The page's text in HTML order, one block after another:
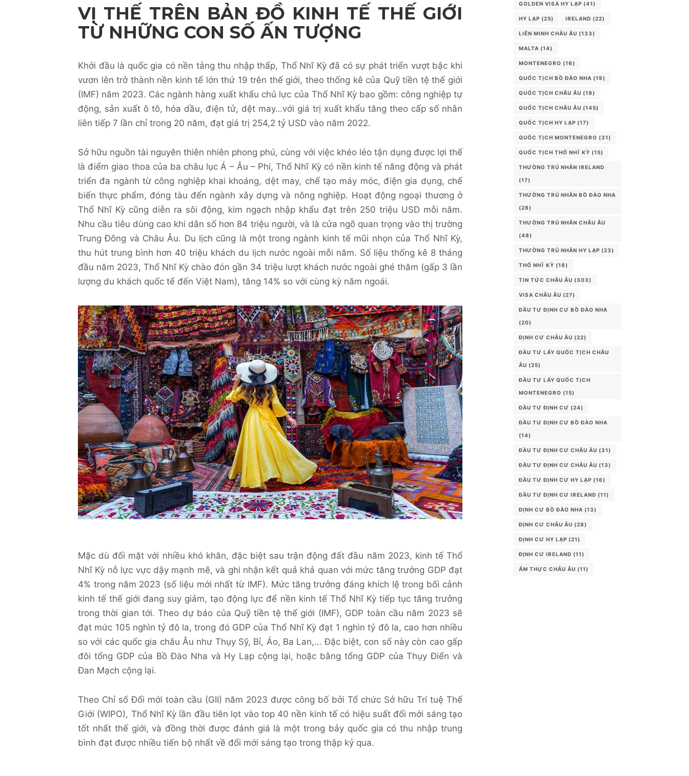
VỊ THẾ TRÊN BẢN ĐỒ KINH TẾ THẾ GIỚI
TỪ NHỮNG CON SỐ ẤN TƯỢNG
Khởi đầu là quốc gia có nền tảng thu nhập thấp, Thổ Nhĩ Kỳ đã có sự phát triển vượt bậc khi
vươn lên trở thành nền kinh tế lớn thứ 19 trên thế giới, theo thống kê của Quỹ tiền tệ thế giới
(IMF) năm 2023. Các ngành hàng xuất khẩu chủ lực của Thổ Nhĩ Kỳ bao gồm: công nghiệp tự
động, sản xuất ô tô, hóa dầu, điện tử, dệt may…với giá trị xuất khẩu tăng theo cấp số nhân
liên tiếp 7 lần chỉ trong 20 năm, đạt giá trị 254,2 tỷ USD vào năm 2022.
Sở hữu nguồn tài nguyên thiên nhiên phong phú, cùng với việc khéo léo tận dụng được lợi thế
là điểm giao thoa của ba châu lục Á – Âu – Phi, Thổ Nhĩ Kỳ có nền kinh tế năng động và phát
triển đa ngành từ công nghiệp khai khoáng, dệt may, chế tạo máy móc, điện gia dụng, chế
biến thực phẩm, đóng tàu đến ngành xây dựng và nông nghiệp. Hoạt động ngoại thương ở
Thổ Nhĩ Kỳ cũng diễn ra sôi động, kim ngạch nhập khẩu đạt trên 250 triệu USD mỗi năm.
Nhu cầu tiêu dùng cao khi dân số hơn 84 triệu người, và là cửa ngõ quan trọng vào thị trường
Trung Đông và Châu Âu. Du lịch cũng là một trong ngành kinh tế mũi nhọn của Thổ Nhĩ Kỳ,
thu hút trung bình hơn 40 triệu khách du lịch nước ngoài mỗi năm. Số liệu thống kê 8 tháng
đầu năm 2023, Thổ Nhĩ Kỳ chào đón gần 34 triệu lượt khách nước ngoài ghé thăm (gấp 3 lần
lượng du khách quốc tế đến Việt Nam), tăng 14% so với cùng kỳ năm ngoái.
Mặc dù đối mặt với nhiều khó khăn, đặc biệt sau trận động đất đầu năm 2023, kinh tế Thổ
Nhĩ Kỳ nỗ lực vực dậy mạnh mẽ, và ghi nhận kết quả khả quan với mức tăng trưởng GDP đạt
4% trong năm 2023 (số liệu mới nhất từ IMF). Mức tăng trưởng đáng khích lệ trong bối cảnh
kinh tế thế giới đang suy giảm, tạo động lực để nền kinh tế Thổ Nhĩ Kỳ tiếp tục tăng trưởng
trong thời gian tới. Theo dự báo của Quỹ tiền tệ thế giới (IMF), GDP toàn cầu năm 2023 sẽ
đạt mức 105 nghìn tỷ đô la, trong đó GDP của Thổ Nhĩ Kỳ đạt 1 nghìn tỷ đô la, cao hơn nhiều
so với các quốc gia châu Âu như Thụy Sỹ, Bỉ, Áo, Ba Lan,… Đặc biệt, con số này còn cao gấp
đôi tổng GDP của Bồ Đào Nha và Hy Lạp cộng lại, hoặc bằng tổng GDP của Thụy Điển và
Đan Mạch cộng lại.
Theo Chỉ số Đổi mới toàn cầu (GII) năm 2023 được công bố bởi Tổ chức Sở hữu Trí tuệ Thế
Giới (WIPO), Thổ Nhĩ Kỳ lần đầu tiên lọt vào top 40 nền kinh tế có hiệu suất đổi mới sáng tạo
tốt nhất thế giới, và đồng thời được đánh giá là một trong bảy quốc gia có thu nhập trung
bình đạt được nhiều tiến bộ nhất về đổi mới sáng tạo trong thập kỷ qua.
GOLDEN VISA HY LẠP (41)
HY LẠP (25) IRELAND (22)
LIÊN MINH CHÂU ÂU (133)
MALTA (14)
MONTENEGRO (16)
QUỐC TỊCH BỒ ĐÀO NHA (19)
QUỐC TỊCH CHÂU ÂU (19)
QUỐC TỊCH CHÂU ÂU (145)
QUỐC TỊCH HY LẠP (17)
QUỐC TỊCH MONTENEGRO (31)
QUỐC TỊCH THỔ NHĨ KỲ (15)
THƯỜNG TRÚ NHÂN IRELAND
(17)
THƯỜNG TRÚ NHÂN BỒ ĐÀO NHA
(28)
THƯỜNG TRÚ NHÂN CHÂU ÂU
(48)
THƯỜNG TRÚ NHÂN HY LẠP (23)
THỔ NHĨ KỲ (18)
TIN TỨC CHÂU ÂU (303)
VISA CHÂU ÂU (27)
ĐẦU TƯ ĐỊNH CƯ BỒ ĐÀO NHA
(20)
ĐỊNH CƯ CHÂU ÂU (22)
ĐẦU TƯ LẤY QUỐC TỊCH CHÂU
ÂU (25)
ĐẦU TƯ LẤY QUỐC TỊCH
MONTENEGRO (15)
ĐẦU TƯ ĐỊNH CƯ (24)
ĐẦU TƯ ĐỊNH CƯ BỒ ĐÀO NHA
(14)
ĐẦU TƯ ĐỊNH CƯ CHÂU ÂU (31)
ĐẦU TƯ ĐỊNH CƯ CHÂU ÂU (13)
ĐẦU TƯ ĐỊNH CƯ HY LẠP (16)
ĐẦU TƯ ĐỊNH CƯ IRELAND (11)
ĐỊNH CƯ BỒ ĐÀO NHA (13)
ĐỊNH CƯ CHÂU ÂU (28)
ĐỊNH CƯ HY LẠP (21)
ĐỊNH CƯ IRELAND (11)
ẨM THỰC CHÂU ÂU (11)